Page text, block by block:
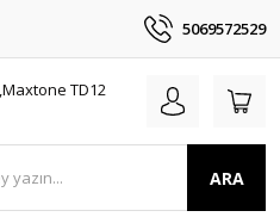
5069572529
ARA